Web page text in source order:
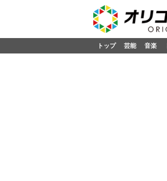
トップ 芸能 音楽